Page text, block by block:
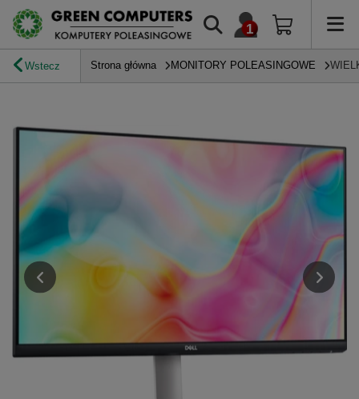
Wstecz Strona główna MONITORY POLEASINGOWE